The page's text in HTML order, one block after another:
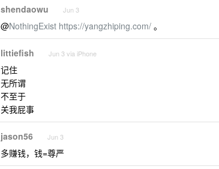
shendaowu Jun 3
@NothingExist https://yangzhiping.com/ 。
littiefish Jun 3 via iPhone
记住
无所谓
不至于
关我屁事
jason56 Jun 3
多赚钱，钱=尊严